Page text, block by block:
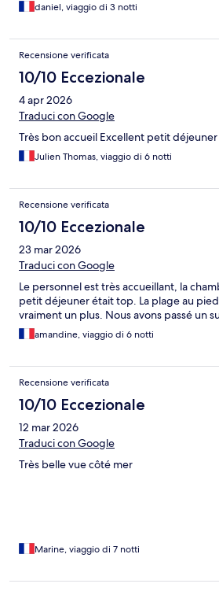
daniel, viaggio di 3 notti
Recensione verificata
10/10 Eccezionale
4 apr 2026
Traduci con Google
Très bon accueil Excellent petit déjeuner
Julien Thomas, viaggio di 6 notti
Recensione verificata
10/10 Eccezionale
23 mar 2026
Traduci con Google
Le personnel est très accueillant, la
petit déjeuner était top. La plage au
vraiment un plus. Nous avons passé un
amandine, viaggio di 6 notti
Recensione verificata
10/10 Eccezionale
12 mar 2026
Traduci con Google
Très belle vue côté mer
Marine, viaggio di 7 notti